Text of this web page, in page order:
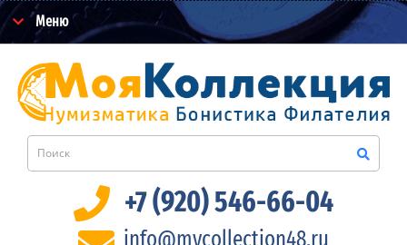
Меню
+7 (920) 546-66-04
info@mycollection48.ru